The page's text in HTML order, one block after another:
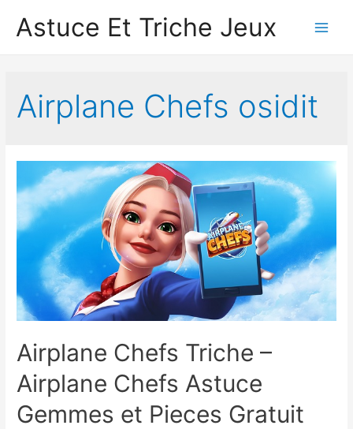
Astuce Et Triche Jeux
Airplane Chef‪s osidit
Airplane Chefs Triche –
Airplane Chefs Astuce
Gemmes et Pieces Gratuit